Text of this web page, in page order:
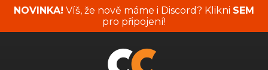
NOVINKA! Víš, že nově máme i Discord? Klikni SEM
pro připojení!